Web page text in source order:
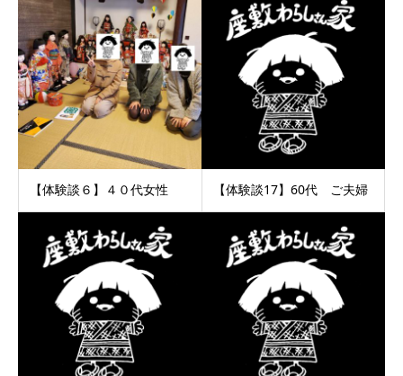
【体験談６】４０代女性 【体験談17】60代 ご夫婦